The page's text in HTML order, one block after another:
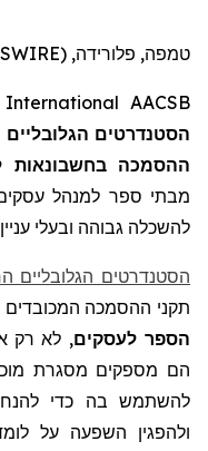
טמפה, פלורידה, Jan. 10, 2026 (GLOBE NEWSWIRE) --
AACSB
International
הסטנדרטים
ההסמכהבחשבונאות
מבתי ספר למנהל
להשכלה גבוהה ובעלי
הסטנדרטים הגלובליים
תקני ההסמכה
הספר לעסקים, לא רק
הם מספקים מסגרת
להשתמש בה כדי
ולהפגין השפעה על